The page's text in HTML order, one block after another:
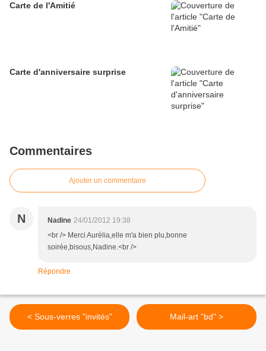
Carte de l'Amitié
Carte d'anniversaire surprise
Commentaires
Ajouter un commentaire
N Nadine 24/01/2012 19:38
<br /> Merci Aurélia,elle m'a bien plu,bonne
soirée,bisous,Nadine.<br />
Répondre
< Sous-verres "invités" Mail-art "bd" >